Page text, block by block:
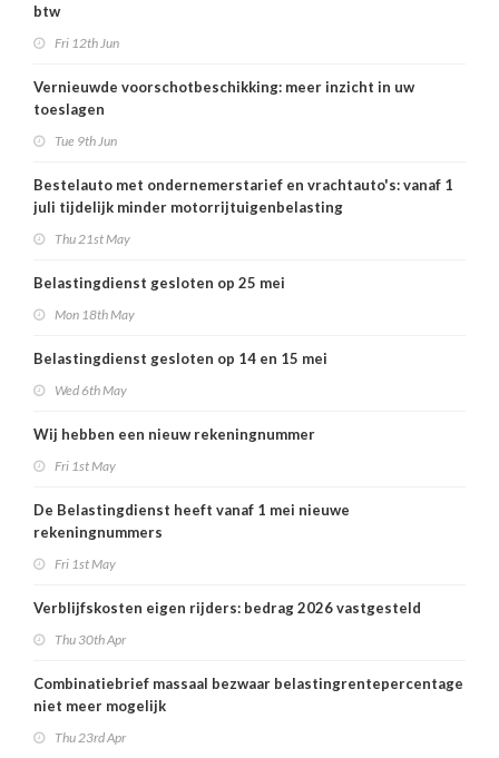
btw
Fri 12th Jun
Vernieuwde voorschotbeschikking: meer inzicht in uw
toeslagen
Tue 9th Jun
Bestelauto met ondernemerstarief en vrachtauto's: vanaf 1
juli tijdelijk minder motorrijtuigenbelasting
Thu 21st May
Belastingdienst gesloten op 25 mei
Mon 18th May
Belastingdienst gesloten op 14 en 15 mei
Wed 6th May
Wij hebben een nieuw rekeningnummer
Fri 1st May
De Belastingdienst heeft vanaf 1 mei nieuwe
rekeningnummers
Fri 1st May
Verblijfskosten eigen rijders: bedrag 2026 vastgesteld
Thu 30th Apr
Combinatiebrief massaal bezwaar belastingrentepercentage
niet meer mogelijk
Thu 23rd Apr